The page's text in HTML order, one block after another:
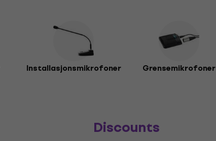
Installasjonsmikrofoner Grensemikrofoner
Discounts